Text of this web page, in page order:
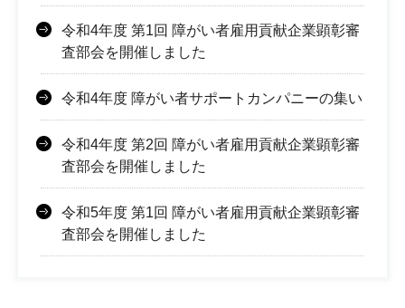
令和4年度 第1回 障がい者雇用貢献企業顕彰審
査部会を開催しました
令和4年度 障がい者サポートカンパニーの集い
令和4年度 第2回 障がい者雇用貢献企業顕彰審
査部会を開催しました
令和5年度 第1回 障がい者雇用貢献企業顕彰審
査部会を開催しました